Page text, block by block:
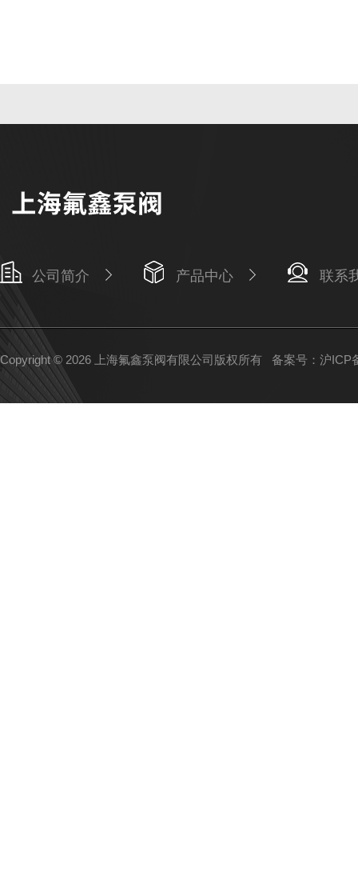
公司简介 产品中心 联系
Copyright © 2026 上海氟鑫泵阀有限公司版权所有 备案号：沪ICP